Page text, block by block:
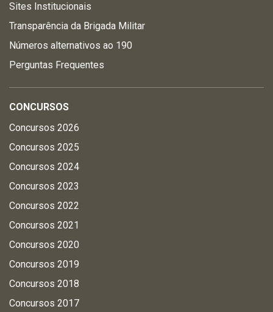
Sites Institucionais
Transparência da Brigada Militar
Números alternativos ao 190
Perguntas Frequentes
CONCURSOS
Concursos 2026
Concursos 2025
Concursos 2024
Concursos 2023
Concursos 2022
Concursos 2021
Concursos 2020
Concursos 2019
Concursos 2018
Concursos 2017